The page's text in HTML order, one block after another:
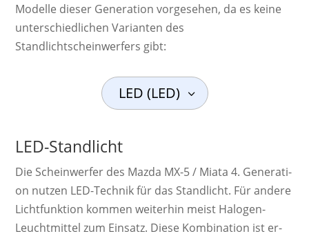
Modelle dieser Generation vorgesehen, da es keine
unterschiedlichen Varianten des
Standlichtscheinwerfers gibt:
LED (LED)
LED-Standlicht
Die Schein­werf­er des Mazda MX-5 / Miata 4. Ge­ne­ra­ti­
on nutzen LED-Technik für das Standlicht. Für andere
Licht­funk­tion kom­men wei­ter­hin meist Ha­lo­gen-
Leucht­mittel zum Ein­satz. Diese Kom­bi­na­tion ist er­